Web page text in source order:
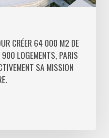
CRÉER 64 000 M2 DE
LOGEMENTS, PARIS
SA MISSION